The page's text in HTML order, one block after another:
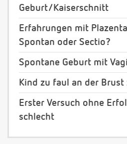
Geburt/Kaiserschnitt
Erfahrungen mit
Spontan oder Sectio?
Spontane Geburt mit
Kind zu faul an der
Erster Versuch ohne
schlecht